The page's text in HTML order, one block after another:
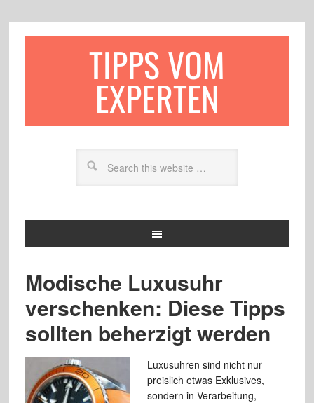
TIPPS VOM
EXPERTEN
Modische Luxusuhr
verschenken: Diese Tipps
sollten beherzigt werden
Luxusuhren sind nicht nur
preislich etwas Exklusives,
sondern in Verarbeitung,